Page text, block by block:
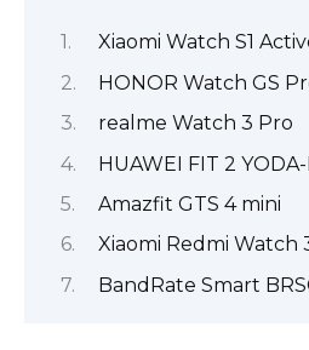
Xiaomi Watch S1
HONOR Watch GS
realme Watch 3 Pro
HUAWEI FIT 2
Amazfit GTS 4 mini
Xiaomi Redmi Watch
BandRate Smart